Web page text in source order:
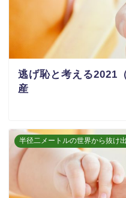
逃げ恥と考える2021
産
半径二メートルの世界から抜け